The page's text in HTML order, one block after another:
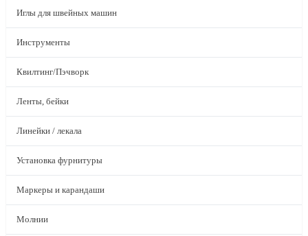
Иглы для швейных машин
Инструменты
Квилтинг/Пэчворк
Ленты, бейки
Линейки / лекала
Установка фурнитуры
Маркеры и карандаши
Молнии